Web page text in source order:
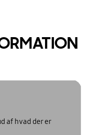
af hvad der er